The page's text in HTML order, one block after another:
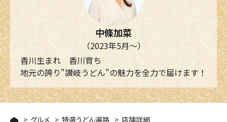
中條加菜
（2023年5月～）
香川生まれ 香川育ち
地元の誇り"讃岐うどん"の魅力を全力で届けます！
グルメ 特選うどん遍路 店舗詳細